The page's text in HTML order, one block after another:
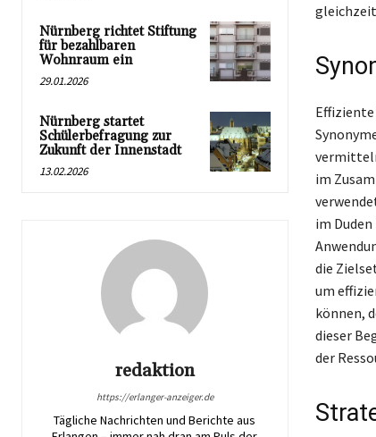
Nürnberg richtet Stiftung
für bezahlbaren
Wohnraum ein
29.01.2026
Nürnberg startet
Schülerbefragung zur
Zukunft der Innenstadt
13.02.2026
redaktion
https://erlanger-anzeiger.de
Tägliche Nachrichten und Berichte aus
im
im
die
um
können,
dieser
der